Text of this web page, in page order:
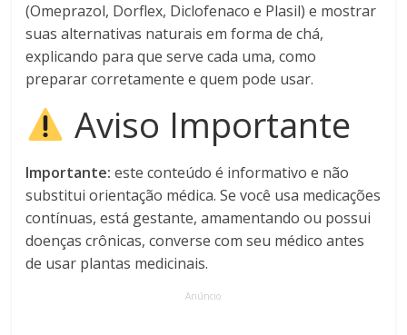
(Omeprazol, Dorflex, Diclofenaco e Plasil) e mostrar
suas alternativas naturais em forma de chá,
explicando para que serve cada uma, como
preparar corretamente e quem pode usar.
Aviso Importante
Importante: este conteúdo é informativo e não
substitui orientação médica. Se você usa medicações
contínuas, está gestante, amamentando ou possui
doenças crônicas, converse com seu médico antes
de usar plantas medicinais.
Anúncio